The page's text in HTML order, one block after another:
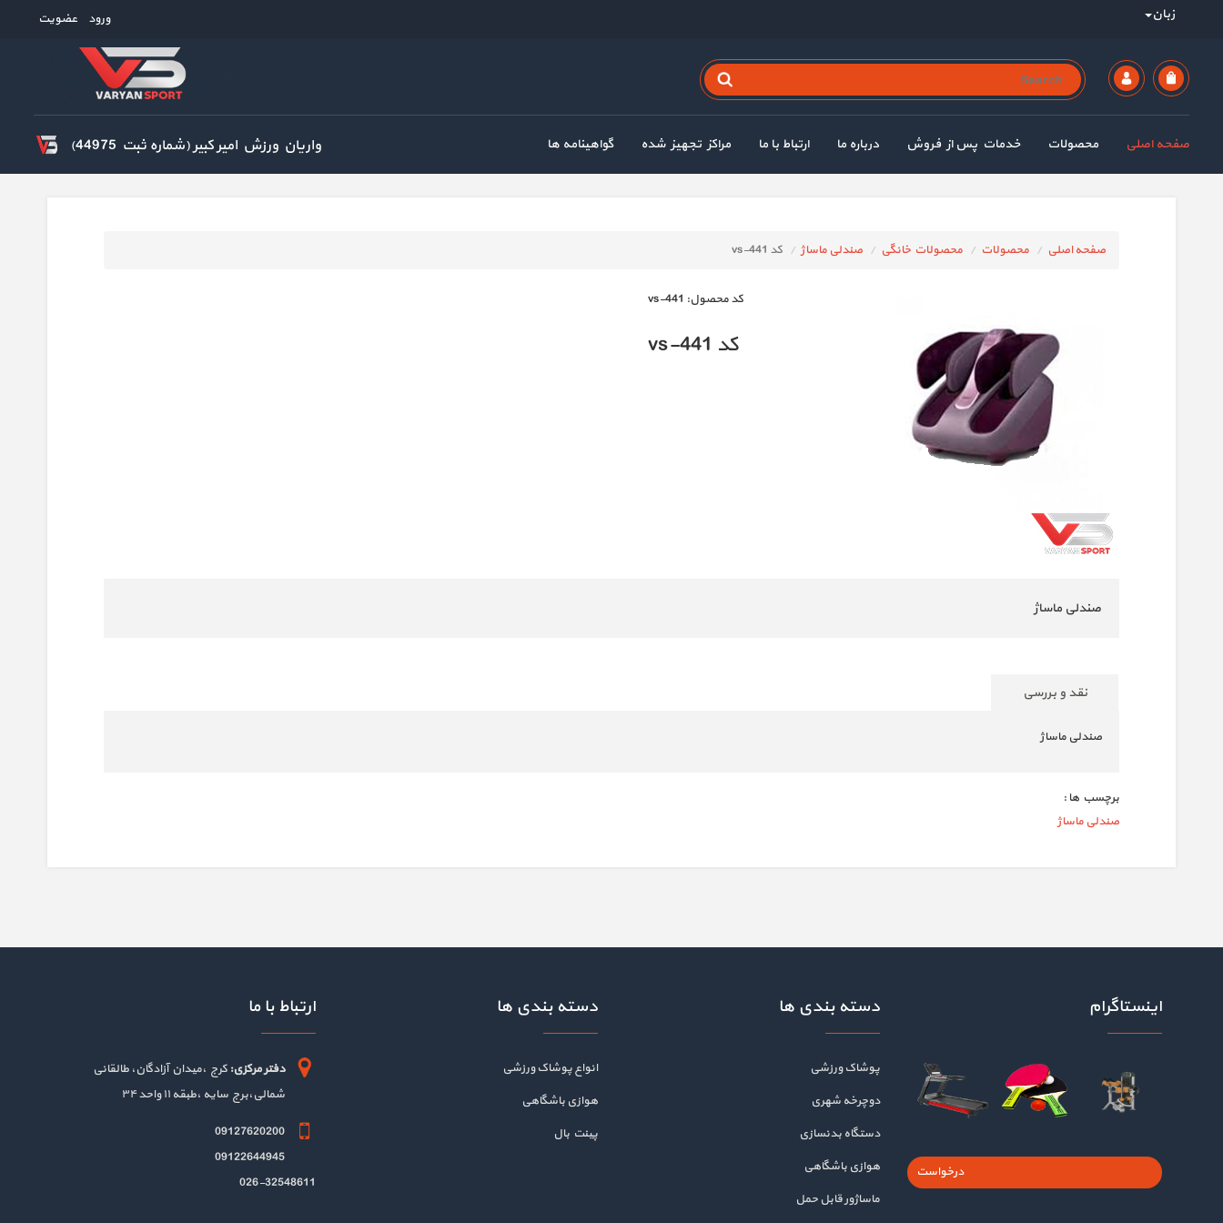
زبان ورود عضویت
صفحه اصلی محصولات خدمات پس از فروش درباره ما ارتباط با ما مراکز تجهیز شده گواهینامه ها واریان ورزش امیر کبیر (شماره ثبت 44975)
صفحه اصلی محصولات محصولات خانگی صندلی ماساژ کد vs-441
كد محصول: vs-441
کد vs-441
صندلی ماساژ
نقد و بررسی
صندلی ماساژ
برچسب ها :
صندلی ماساژ
اینستاگرام
درخواست
دسته بندی ها
پوشاک ورزشی
دوچرخه شهری
دستگاه بدنسازی
هوازی باشگاهی
ماساژور قابل حمل
دسته بندی ها
انواع پوشاک ورزشی
هوازی باشگاهی
پینت بال
ارتباط با ما
دفتر مرکزی: کرج ،میدان آزادگان، طالقانی
شمالی،برج سایه ،طبقه ۱۱ واحد ۳۴
09127620200
09122644945
026-32548611